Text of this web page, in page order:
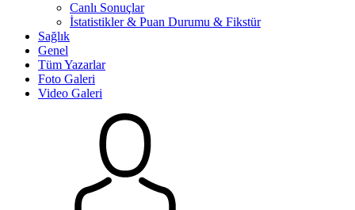
Canlı Sonuçlar
İstatistikler & Puan Durumu & Fikstür
Sağlık
Genel
Tüm Yazarlar
Foto Galeri
Video Galeri